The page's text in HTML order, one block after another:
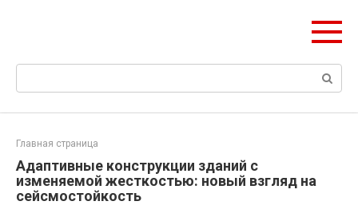
Поиск:
Главная страница
Адаптивные конструкции зданий с
изменяемой жесткостью: новый взгляд на
сейсмостойкость